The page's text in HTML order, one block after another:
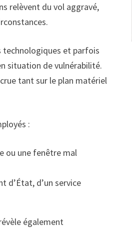
relèvent du vol aggravé,
technologiques et parfois
situation de vulnérabilité.
tant sur le plan matériel
:
ou une fenêtre mal
d’État, d’un service
également